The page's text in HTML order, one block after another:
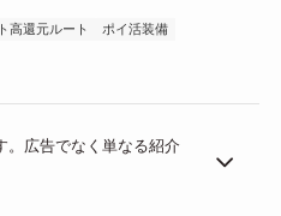
高還元ルート ポイ活装備
。広告でなく単なる紹介